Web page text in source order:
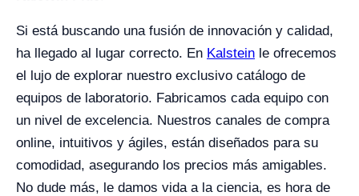
Si está buscando una fusión de innovación y calidad,
ha llegado al lugar correcto. En Kalstein le ofrecemos
el lujo de explorar nuestro exclusivo catálogo de
equipos de laboratorio. Fabricamos cada equipo con
un nivel de excelencia. Nuestros canales de compra
online, intuitivos y ágiles, están diseñados para su
comodidad, asegurando los precios más amigables.
No dude más, le damos vida a la ciencia, es hora de